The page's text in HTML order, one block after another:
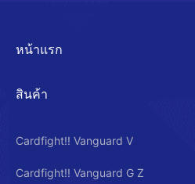
หน้าแรก
สินค้า
Cardfight!! Vanguard V
Cardfight!! Vanguard G Z